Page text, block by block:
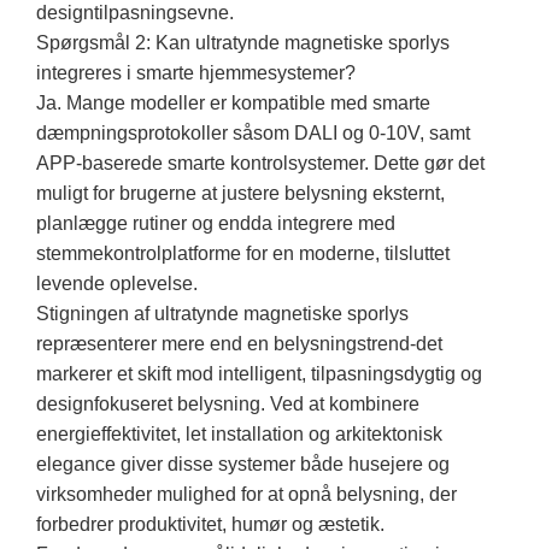
designtilpasningsevne.
Spørgsmål 2: Kan ultratynde magnetiske sporlys
integreres i smarte hjemmesystemer?
Ja. Mange modeller er kompatible med smarte
dæmpningsprotokoller såsom DALI og 0-10V, samt
APP-baserede smarte kontrolsystemer. Dette gør det
muligt for brugerne at justere belysning eksternt,
planlægge rutiner og endda integrere med
stemmekontrolplatforme for en moderne, tilsluttet
levende oplevelse.
Stigningen af ​​ultratynde magnetiske sporlys
repræsenterer mere end en belysningstrend-det
markerer et skift mod intelligent, tilpasningsdygtig og
designfokuseret belysning. Ved at kombinere
energieffektivitet, let installation og arkitektonisk
elegance giver disse systemer både husejere og
virksomheder mulighed for at opnå belysning, der
forbedrer produktivitet, humør og æstetik.